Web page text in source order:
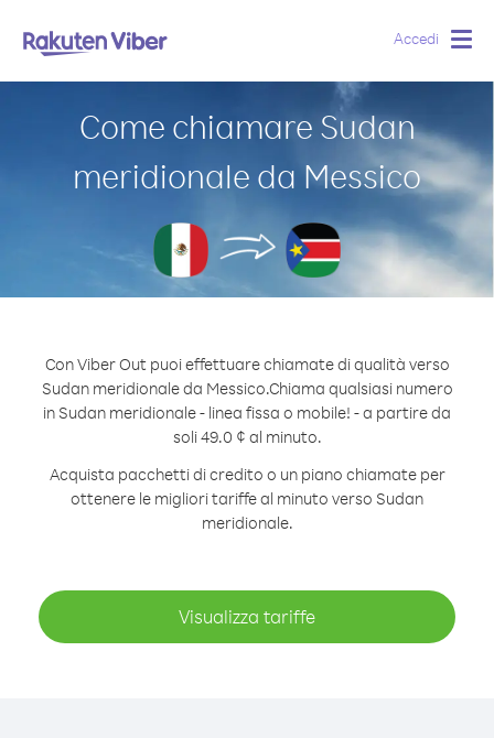
Accedi
Come chiamare Sudan
meridionale da Messico
Con Viber Out puoi effettuare chiamate di qualità verso
Sudan meridionale da Messico.Chiama qualsiasi numero
in Sudan meridionale - linea fissa o mobile! - a partire da
soli 49.0 ¢ al minuto.
Acquista pacchetti di credito o un piano chiamate per
ottenere le migliori tariffe al minuto verso Sudan
meridionale.
Visualizza tariffe